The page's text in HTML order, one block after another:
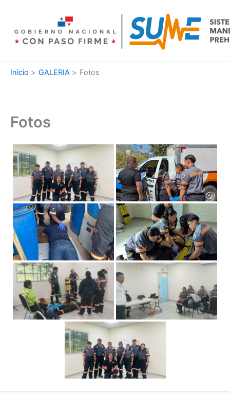
contenido
Inicio GALERIA Fotos
Fotos